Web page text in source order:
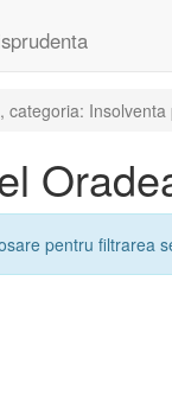
Insolventa
pentru filtrarea